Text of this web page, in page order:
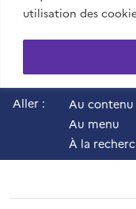
utilisation des
Aller :
Au contenu
Au menu
À la